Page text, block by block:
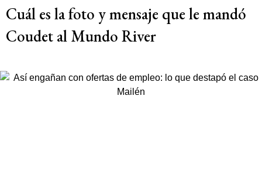
Cuál es la foto y mensaje que le mandó
Coudet al Mundo River